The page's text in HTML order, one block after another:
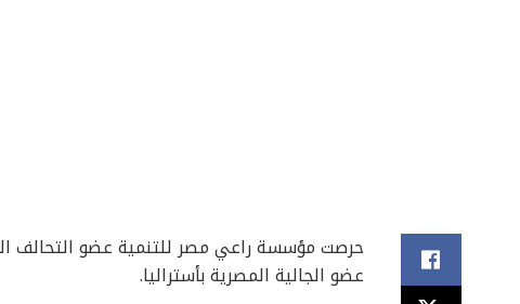
حرصت مؤسسة راعي مصر للتنمية عضو التحالف
عضو الجالية المصرية بأستراليا.